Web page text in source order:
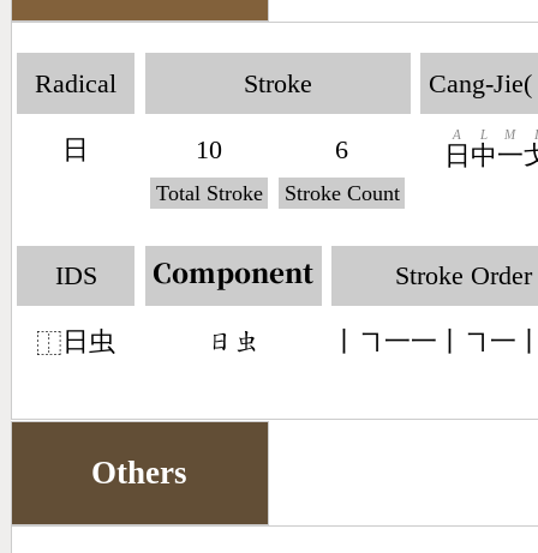
Radical
日
Stroke
10
Total Stroke
6
Stroke Count
Cang-Jie(
日
A
中
L
一
M I
IDS
⿰ 日虫
Component
󶃐󶅶
Stroke Order
丨㇕一一丨㇕一
Others